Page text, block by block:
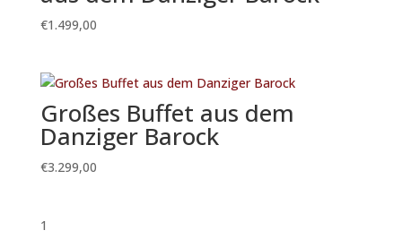
€1.499,00
Großes Buffet aus dem
Danziger Barock
€3.299,00
1